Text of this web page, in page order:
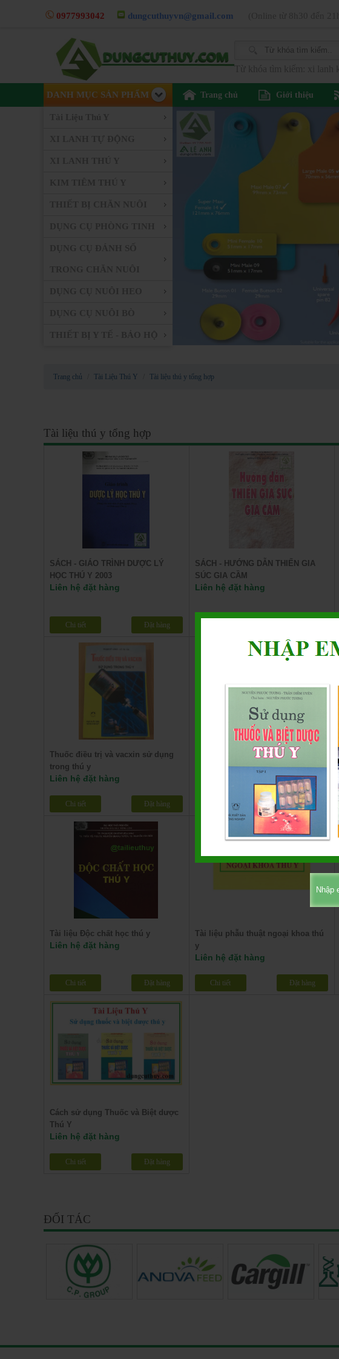
0977993042 dungcuthuyvn@gmail.com
DANH MỤC SẢN PHẨM Trang chủ Giới thiệu
Trang chủ Tài Liệu Thú Y Tài liệu thú y tổng hợp
Tài liệu thú y tổng hợp
SÁCH - GIÁO TRÌNH DƯỢC LÝ
HỌC THÚ Y 2003
Liên hệ đặt hàng
Chi tiết Đặt hàng
SÁCH - HƯỚNG DẪN THIẾN GIA
SÚC GIA CẦM
Liên hệ đặt hàng
Thuốc điều trị và vacxin sử dụng
trong thú y
Liên hệ đặt hàng
Chi tiết Đặt hàng
Bộ tài liệu ký sinh trùng PHẦN1
Liên hệ đặt hàng
Đặt hàng
Tài liệu Độc chất học thú y
Liên hệ đặt hàng
Chi tiết Đặt hàng
Tài liệu phẫu thuật ngoại khoa thú
y
Liên hệ đặt hàng
Chi tiết Đặt hàng
Cách sử dụng Thuốc và Biệt dược
Thú Y
Liên hệ đặt hàng
Chi tiết Đặt hàng
ĐỐI TÁC